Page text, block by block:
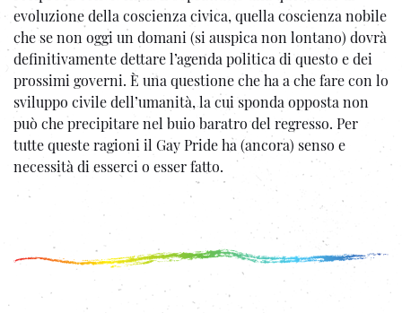
evoluzione della coscienza civica, quella coscienza nobile
che se non oggi un domani (si auspica non lontano) dovrà
definitivamente dettare l’agenda politica di questo e dei
prossimi governi. È una questione che ha a che fare con lo
sviluppo civile dell’umanità, la cui sponda opposta non
può che precipitare nel buio baratro del regresso. Per
tutte queste ragioni il Gay Pride ha (ancora) senso e
necessità di esserci o esser fatto.